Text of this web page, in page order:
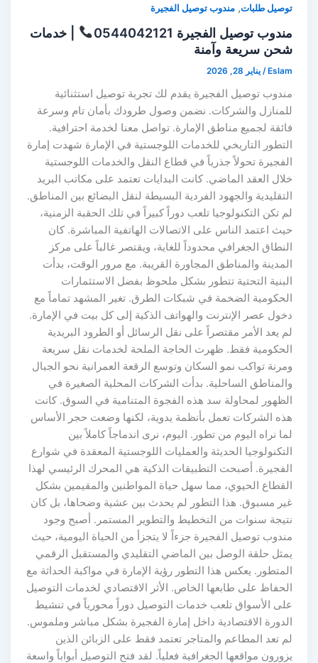
توصيل طلبات,مندوب توصيل الفجيرة
مندوب توصيل الفجيرة 0544042121
| خدمات
شحن سريعة وآمنة
Eslam
/يناير 28, 2026
مندوب توصيل الفجيرة يقدم لك تجربة توصيل استثنائية
للمنازل والشركات. نضمن وصول طرودك بأمان تام وسرعة
فائقة لجميع مناطق الإمارة. تواصل معنا لخدمة احترافية.
التطور التاريخي للخدمات اللوجستية في الإمارة شهدت إمارة
الفجيرة تحولاً جذرياً في قطاع النقل والخدمات اللوجستية
خلال العقد الماضي. كانت البدايات تعتمد على مكاتب البريد
التقليدية والجهود الفردية البسيطة لنقل البضائع بين المناطق.
لم تكن التكنولوجيا تلعب دوراً كبيراً في تلك الحقبة الزمنية،
حيث اعتمد الناس على الاتصالات الهاتفية المباشرة. كان
النطاق الجغرافي محدوداً للغاية، ويقتصر غالباً على مركز
المدينة والمناطق المجاورة القريبة. مع مرور الوقت، بدأت
البنية التحتية تتطور بشكل ملحوظ بفضل الاستثمارات
الحكومية الضخمة في شبكات الطرق. تغير المشهد تماماً مع
دخول عصر الإنترنت والهواتف الذكية إلى كل بيت في الإمارة.
لم يعد الأمر مقتصراً على نقل الرسائل أو الطرود البريدية
الحكومية فقط. ظهرت الحاجة الملحة لخدمات نقل سريعة
ومرنة تواكب نمو السكان وتوسع الرقعة العمرانية نحو الجبال
والمناطق الساحلية. بدأت الشركات المحلية الصغيرة في
الظهور لمحاولة سد هذه الفجوة المتنامية في السوق. كانت
هذه الشركات تعمل بأنظمة يدوية، لكنها وضعت حجر الأساس
لما نراه اليوم من تطور. اليوم، نرى اندماجاً كاملاً بين
التكنولوجيا الحديثة والعمليات اللوجستية المعقدة في شوارع
الفجيرة. أصبحت التطبيقات الذكية هي المحرك الرئيسي لهذا
القطاع الحيوي، مما سهل حياة المواطنين والمقيمين بشكل
غير مسبوق. هذا التطور لم يحدث بين عشية وضحاها، بل كان
نتيجة سنوات من التخطيط والتطوير المستمر. أصبح وجود
مندوب توصيل الفجيرة جزءاً لا يتجزأ من الحياة اليومية، حيث
يمثل حلقة الوصل بين الماضي التقليدي والمستقبل الرقمي
المتطور. يعكس هذا التطور رؤية الإمارة في مواكبة الحداثة مع
الحفاظ على طابعها الخاص. الأثر الاقتصادي لخدمات التوصيل
على الأسواق تلعب خدمات التوصيل دوراً محورياً في تنشيط
الدورة الاقتصادية داخل إمارة الفجيرة بشكل مباشر وملموس.
لم تعد المطاعم والمتاجر تعتمد فقط على الزبائن الذين
يزورون مواقعها الجغرافية فعلياً. لقد فتح التوصيل أبواباً واسعة